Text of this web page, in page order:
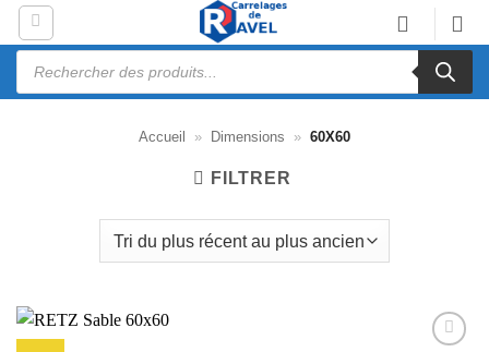
Passer
contenu
Recherche
Accueil » Dimensions » 60X60
FILTRER